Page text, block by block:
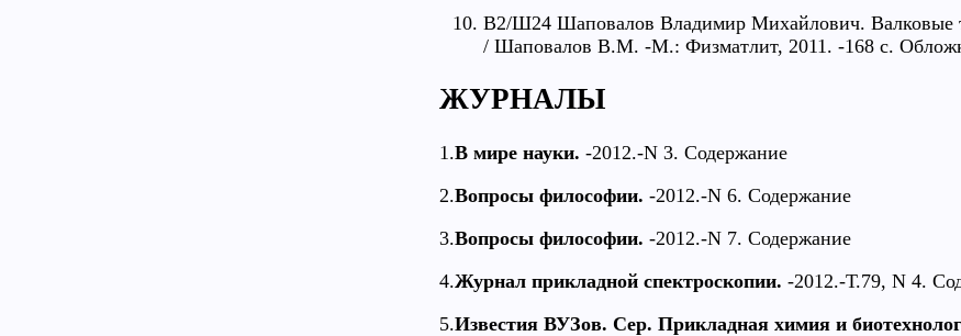
В2/Ш24 Шаповалов Владимир Михайлович. Валковые
/ Шаповалов В.М. -М.: Физматлит, 2011. -168 с.
ЖУРНАЛЫ
1.В мире науки. -2012.-N 3. Содержание
2.Вопросы философии. -2012.-N 6. Содержание
3.Вопросы философии. -2012.-N 7. Содержание
4.Журнал прикладной спектроскопии. -2012.-Т.79, N 4.
5.Известия ВУЗов. Сер. Прикладная химия и